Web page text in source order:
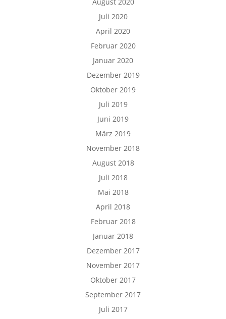
Juli 2020
April 2020
Februar 2020
Januar 2020
Dezember 2019
Oktober 2019
Juli 2019
Juni 2019
März 2019
November 2018
August 2018
Juli 2018
Mai 2018
April 2018
Februar 2018
Januar 2018
Dezember 2017
November 2017
Oktober 2017
September 2017
Juli 2017